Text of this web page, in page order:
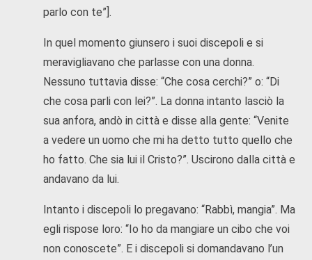
parlo con te”].
In quel momento giunsero i suoi discepoli e si
meravigliavano che parlasse con una donna.
Nessuno tuttavia disse: “Che cosa cerchi?” o: “Di
che cosa parli con lei?”. La donna intanto lasciò la
sua anfora, andò in città e disse alla gente: “Venite
a vedere un uomo che mi ha detto tutto quello che
ho fatto. Che sia lui il Cristo?”. Uscirono dalla città e
andavano da lui.
Intanto i discepoli lo pregavano: “Rabbì, mangia”. Ma
egli rispose loro: “Io ho da mangiare un cibo che voi
non conoscete”. E i discepoli si domandavano l’un